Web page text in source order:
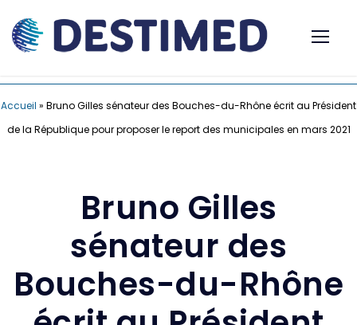
Accueil » Bruno Gilles sénateur des Bouches-du-Rhône écrit au Président
de la République pour proposer le report des municipales en mars 2021
Bruno Gilles
sénateur des
Bouches-du-Rhône